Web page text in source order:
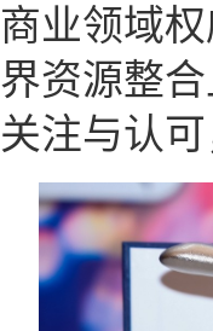
商业领域
界资源整
关注与认